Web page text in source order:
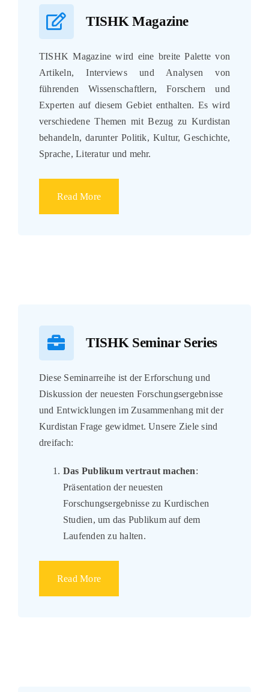
TISHK Magazine
TISHK Magazine wird eine breite Palette von
Artikeln, Interviews und Analysen von
führenden Wissenschaftlern, Forschern und
Experten auf diesem Gebiet enthalten. Es wird
verschiedene Themen mit Bezug zu Kurdistan
behandeln, darunter Politik, Kultur, Geschichte,
Sprache, Literatur und mehr.
Read More
TISHK Seminar Series
Diese Seminarreihe ist der Erforschung und
Diskussion der neuesten Forschungsergebnisse
und Entwicklungen im Zusammenhang mit der
Kurdistan Frage gewidmet. Unsere Ziele sind
dreifach:
Das Publikum vertraut machen:
Präsentation der neuesten
Forschungsergebnisse zu Kurdischen
Studien, um das Publikum auf dem
Laufenden zu halten.
Read More